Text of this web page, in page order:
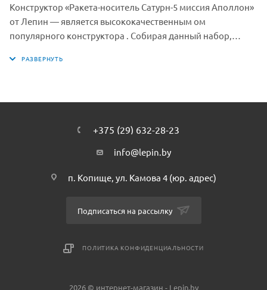
Конструктор «Ракета-носитель Сатурн-5 миссия Аполлон»
от Лепин — является высококачественным ом
популярного конструктора . Собирая данный набор,
ситуации и погрузиться в мир серии Creator. Соберите и
+375 (29) 632-28-23
info@lepin.by
п. Копище, ул. Камова 4 (юр. адрес)
Подписаться на рассылку
ПОЛИТИКА КОНФИДЕНЦИАЛЬНОСТИ
2026 © интернет-магазин - Lepin.by